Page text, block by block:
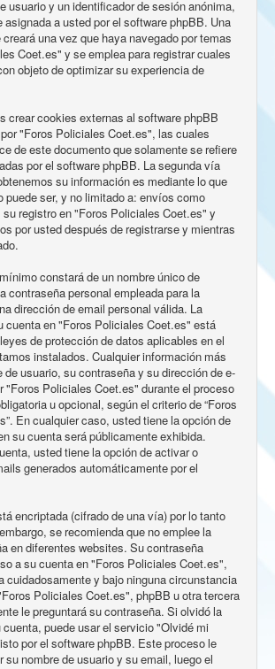
usuario y un identificador de sesión anónima,
asignada a usted por el software phpBB. Una
una vez que haya navegado por temas
Coet.es" y se emplea para registrar cuales
objeto de optimizar su experiencia de
crear cookies externas al software phpBB
"Foros Policiales Coet.es", las cuales
de este documento que solamente se refiere
por el software phpBB. La segunda vía
su información es mediante lo que
puede ser, y no limitado a: envíos como
su registro en "Foros Policiales Coet.es" y
por usted después de registrarse y mientras
constará de un nombre único de
contraseña personal empleada para la
dirección de email personal válida. La
cuenta en "Foros Policiales Coet.es" está
de protección de datos aplicables en el
instalados. Cualquier información más
de usuario, su contraseña y su dirección de e-
"Foros Policiales Coet.es" durante el proceso
u opcional, según el criterio de “Foros
En cualquier caso, usted tiene la opción de
su cuenta será públicamente exhibida.
usted tiene la opción de activar o
generados automáticamente por el
encriptada (cifrado de una vía) por lo tanto
se recomienda que no emplee la
en diferentes websites. Su contraseña
a su cuenta en "Foros Policiales Coet.es",
cuidadosamente y bajo ninguna circunstancia
Policiales Coet.es", phpBB u otra tercera
le preguntará su contraseña. Si olvidó la
cuenta, puede usar el servicio "Olvidé mi
por el software phpBB. Este proceso le
su nombre de usuario y su email, luego el